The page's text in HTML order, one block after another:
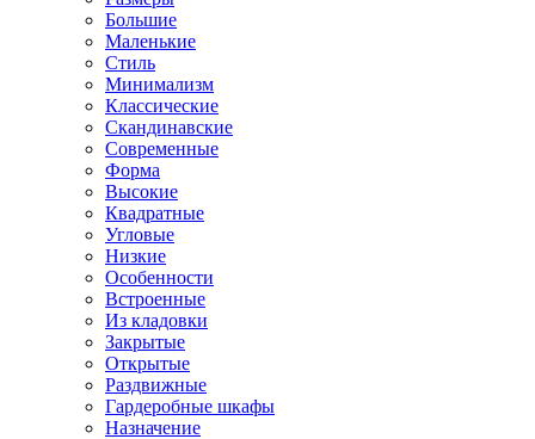
Большие
Маленькие
Стиль
Минимализм
Классические
Скандинавские
Современные
Форма
Высокие
Квадратные
Угловые
Низкие
Особенности
Встроенные
Из кладовки
Закрытые
Открытые
Раздвижные
Гардеробные шкафы
Назначение